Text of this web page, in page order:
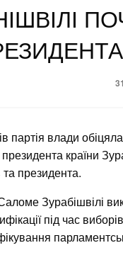
партія влади
країни
та президента.
Зурабішвілі
під час